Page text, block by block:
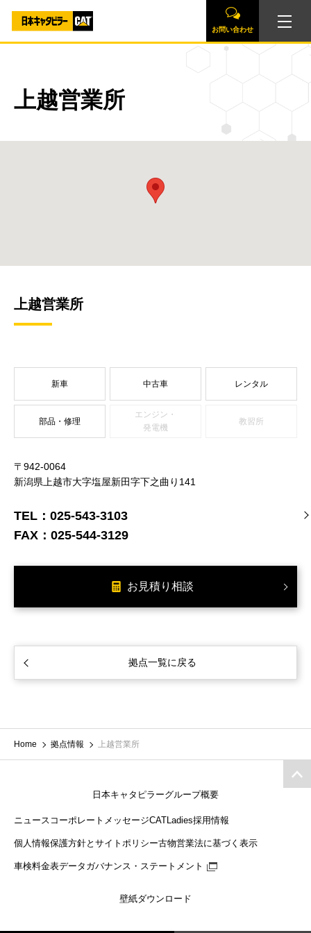
お問い合わせ
上越営業所
上越営業所
新車 中古車 レンタル
部品・修理
エンジン・
発電機
教習所
〒942-0064
新潟県上越市大字塩屋新田字下之曲り141
TEL： 025-543-3103
FAX： 025-544-3129
お見積り相談
拠点一覧に戻る
Home 拠点情報 上越営業所
日本キャタピラーグループ概要
ニュース コーポレートメッセージCATLadies採用情報
個人情報保護方針とサイトポリシー古物営業法に基づく表示
車検料金表データガバナンス・ステートメント
壁紙ダウンロード